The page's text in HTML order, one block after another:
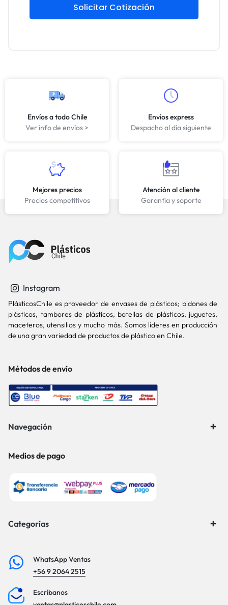
Solicitar Cotización
Envíos a todo Chile
Ver info de envíos >
Envíos express
Despacho al día siguiente
Mejores precios
Precios competitivos
Atención al cliente
Garantía y soporte
Instagram
PlásticosChile es proveedor de envases de plásticos; bidones de
plásticos, tambores de plásticos, botellas de plásticos, juguetes,
maceteros, utensilios y mucho más. Somos líderes en producción
de una gran variedad de productos de plástico en Chile.
Métodos de envío
Navegación
Medios de pago
Categorías
WhatsApp Ventas
+56 9 2064 2515
Escríbanos